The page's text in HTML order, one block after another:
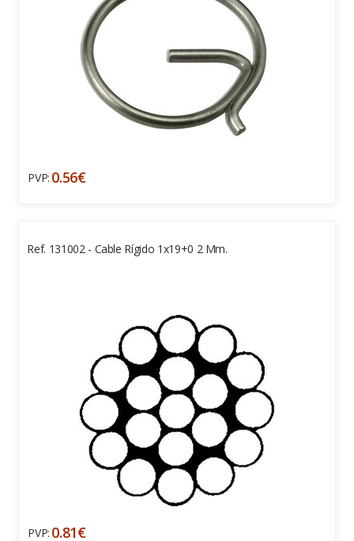
PVP: 0.56€
Ref. 131002 - Cable Rígido 1x19+0 2 Mm.
PVP: 0.81€